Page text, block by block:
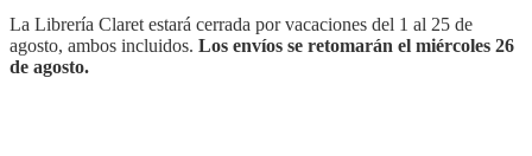
cantidad
La Librería Claret estará cerrada por vacaciones del 1 al 25 de
agosto, ambos incluidos. Los envíos se retomarán el miércoles 26
de agosto.